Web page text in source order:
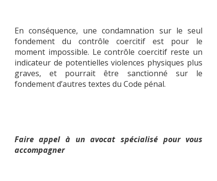
En conséquence, une condamnation sur le seul
fondement du contrôle coercitif est pour le
moment impossible. Le contrôle coercitif reste un
indicateur de potentielles violences physiques plus
graves, et pourrait être sanctionné sur le
fondement d’autres textes du Code pénal.
Faire appel à un avocat spécialisé pour vous
accompagner